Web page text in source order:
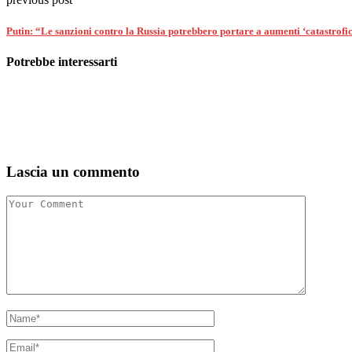
Putin: “Le sanzioni contro la Russia potrebbero portare a aumenti
Potrebbe interessarti
Lascia un commento